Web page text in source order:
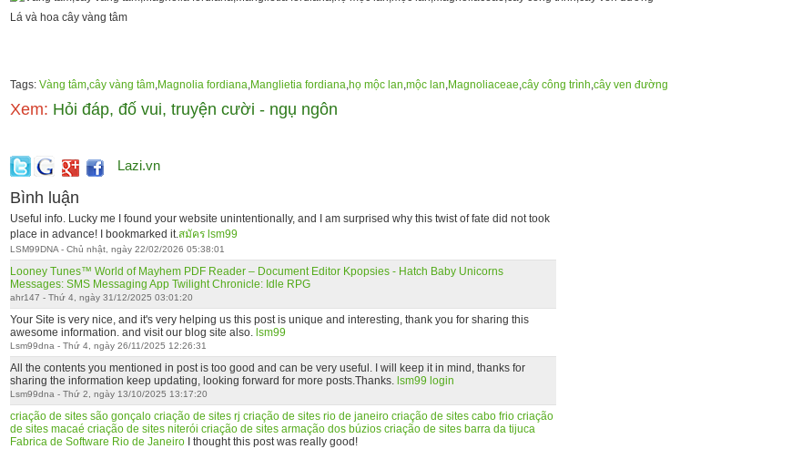
Lá và hoa cây vàng tâm
Tags: Vàng tâm,cây vàng tâm,Magnolia fordiana,Manglietia fordiana,họ mộc lan,mộc lan,Magnoliaceae,cây công trình,cây ven đường
Xem: Hỏi đáp, đố vui, truyện cười - ngụ ngôn
Lazi.vn
Bình luận
Useful info. Lucky me I found your website unintentionally, and I am surprised why this twist of fate did not took
place in advance! I bookmarked it.สมัคร lsm99
LSM99DNA - Chủ nhật, ngày 22/02/2026 05:38:01
Looney Tunes™ World of Mayhem PDF Reader – Document Editor Kpopsies - Hatch Baby Unicorns
Messages: SMS Messaging App Twilight Chronicle: Idle RPG
ahr147 - Thứ 4, ngày 31/12/2025 03:01:20
Your Site is very nice, and it's very helping us this post is unique and interesting, thank you for sharing this
awesome information. and visit our blog site also. lsm99
Lsm99dna - Thứ 4, ngày 26/11/2025 12:26:31
All the contents you mentioned in post is too good and can be very useful. I will keep it in mind, thanks for
sharing the information keep updating, looking forward for more posts.Thanks. lsm99 login
Lsm99dna - Thứ 2, ngày 13/10/2025 13:17:20
criação de sites são gonçalo criação de sites rj criação de sites rio de janeiro criação de sites cabo frio criação
de sites macaé criação de sites niterói criação de sites armação dos búzios criação de sites barra da tijuca
Fabrica de Software Rio de JaneiroI thought this post was really good!